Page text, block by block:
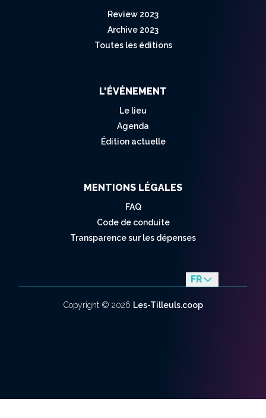
Review 2023
Archive 2023
Toutes les éditions
L'ÉVÉNEMENT
Le lieu
Agenda
Édition actuelle
MENTIONS LÉGALES
FAQ
Code de conduite
Transparence sur les dépenses
FR
en
Copyright © 2026 Les-Tilleuls.coop